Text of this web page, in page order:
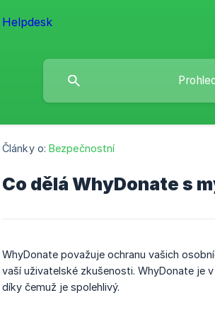
Články o: Bezpečnostní
Co dělá WhyDonate s
WhyDonate považuje ochranu vašich
vaší uživatelské zkušenosti. WhyDonate je
díky čemuž je spolehlivý.